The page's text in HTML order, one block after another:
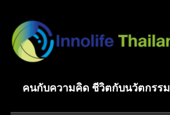
คนกับความคิด ชีวิตกับนวัตกรรม